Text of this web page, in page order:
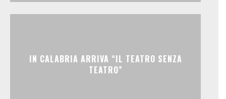
IN CALABRIA ARRIVA “IL TEATRO SENZA
TEATRO”